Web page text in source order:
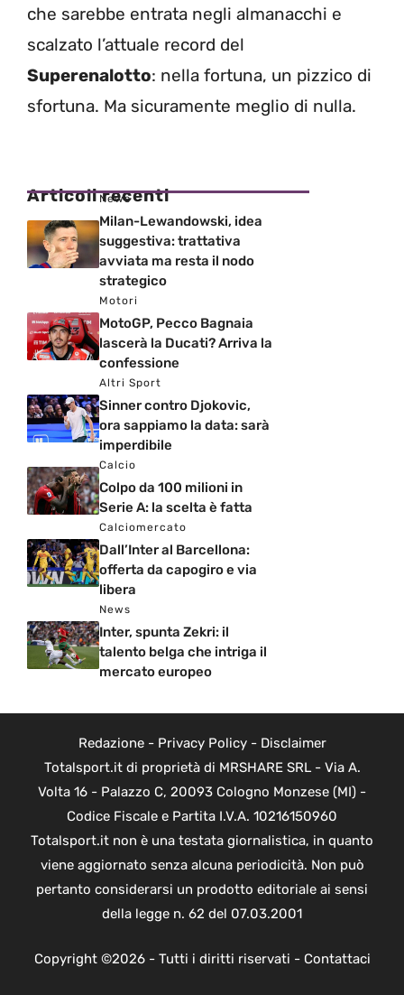
che sarebbe entrata negli almanacchi e
scalzato l’attuale record del
Superenalotto: nella fortuna, un pizzico di
sfortuna. Ma sicuramente meglio di nulla.
Articoli recenti
News
Milan-Lewandowski, idea
suggestiva: trattativa
avviata ma resta il nodo
strategico
Motori
MotoGP, Pecco Bagnaia
lascerà la Ducati? Arriva la
confessione
Altri Sport
Sinner contro Djokovic,
ora sappiamo la data: sarà
imperdibile
Calcio
Colpo da 100 milioni in
Serie A: la scelta è fatta
Calciomercato
Dall’Inter al Barcellona:
offerta da capogiro e via
libera
News
Inter, spunta Zekri: il
talento belga che intriga il
mercato europeo
Redazione- Privacy Policy- Disclaimer
Totalsport.it di proprietà di MRSHARE SRL - Via A.
Volta 16 - Palazzo C, 20093 Cologno Monzese (MI) -
Codice Fiscale e Partita I.V.A. 10216150960
Totalsport.it non è una testata giornalistica, in quanto
viene aggiornato senza alcuna periodicità. Non può
pertanto considerarsi un prodotto editoriale ai sensi
della legge n. 62 del 07.03.2001
Copyright ©2026 - Tutti i diritti riservati - Contattaci